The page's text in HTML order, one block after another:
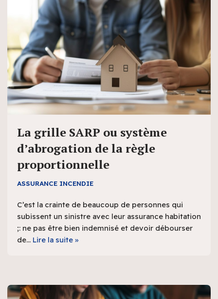
La grille SARP ou système
d’abrogation de la règle
proportionnelle
ASSURANCE INCENDIE
C’est la crainte de beaucoup de personnes qui
subissent un sinistre avec leur assurance habitation
;: ne pas être bien indemnisé et devoir débourser
de… Lire la suite »